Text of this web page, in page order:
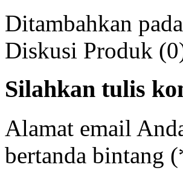
Ditambahkan
Diskusi Produk
Silahkan tulis
Alamat email
bertanda bintang